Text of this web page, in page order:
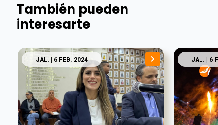
También pueden
interesarte
JAL. | 6 FEB. 2024 JAL. | 6